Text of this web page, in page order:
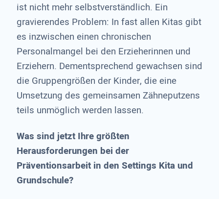
ist nicht mehr selbstverständlich. Ein
gravierendes Problem: In fast allen Kitas gibt
es inzwischen einen chronischen
Personalmangel bei den Erzieherinnen und
Erziehern. Dementsprechend gewachsen sind
die Gruppengrößen der Kinder, die eine
Umsetzung des gemeinsamen Zähneputzens
teils unmöglich werden lassen.
Was sind jetzt Ihre größten
Herausforderungen bei der
Präventionsarbeit in den Settings Kita und
Grundschule?